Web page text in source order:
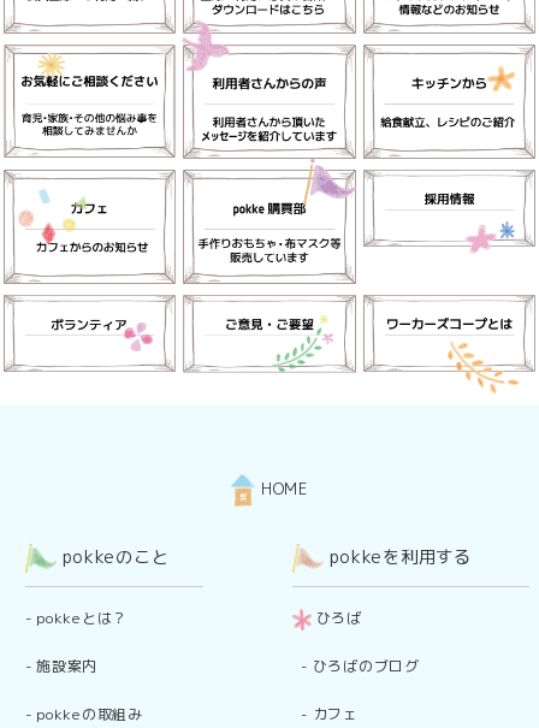
HOME
pokkeのこと
- pokkeとは？
-施設案内
- pokkeの取組み
pokkeを利用する
ひろば
- ひろばのブログ
- カフェ